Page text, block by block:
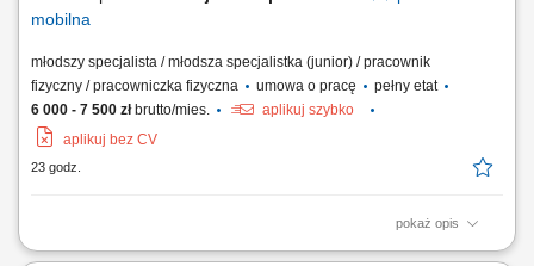
mobilna
młodszy specjalista / młodsza specjalistka (junior) / pracownik
fizyczny / pracowniczka fizyczna
umowa o pracę
pełny etat
6 000 - 7 500 złbrutto/mies.
aplikuj szybko
aplikuj bez CV
23 godz.
pokaż opis
Miejsce pracy: woj. kujawsko-pomorskie Wynagrodzenie zasadnicze: